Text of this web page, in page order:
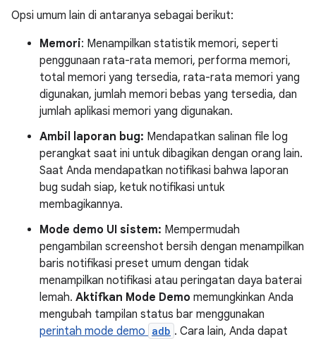
Opsi umum lain di antaranya sebagai berikut:
Memori: Menampilkan statistik memori, seperti
penggunaan rata-rata memori, performa memori,
total memori yang tersedia, rata-rata memori yang
digunakan, jumlah memori bebas yang tersedia, dan
jumlah aplikasi memori yang digunakan.
Ambil laporan bug: Mendapatkan salinan file log
perangkat saat ini untuk dibagikan dengan orang lain.
Saat Anda mendapatkan notifikasi bahwa laporan
bug sudah siap, ketuk notifikasi untuk
membagikannya.
Mode demo UI sistem: Mempermudah
pengambilan screenshot bersih dengan menampilkan
baris notifikasi preset umum dengan tidak
menampilkan notifikasi atau peringatan daya baterai
lemah. Aktifkan Mode Demo memungkinkan Anda
mengubah tampilan status bar menggunakan
perintah mode demo adb . Cara lain, Anda dapat